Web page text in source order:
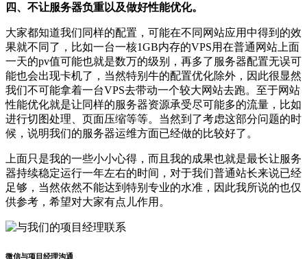
四、不让服务器负重以及做好性能优化。
大家都知道我们同样的配置，可能在不同网站应用中得到的效
果就不同了，比如一台一核1GB内存的VPS用在普通网站上面
一天的pv值可能也就是数万的级别，再多了服务器配置无误可
能也会出现卡机了，当然特别牛的配置优化除外，因此很显然
我们不可能拿着一台VPS去带动一个较大网站去跑。至于网站
性能优化就是让同样的服务器资源承受尽可能多的流量，比如
进行切图处理、页面压缩等等。当然到了考虑这部分问题的时
候，说明我们的服务器运维方面已经做的比较好了。
上面只是我的一些小小心得，而且我的成果也就是最长让服务
器持续稳定运行一年左右的时间，对于我们普通站长来说已经
足够，当然依然不能达到特别专业的水准，因此我所说的也仅
供参考，希望对大家有点儿作用。
微信与项目经理沟通